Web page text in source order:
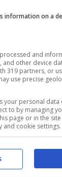
vita
information on a
and
and other device
319 partners, or
use precise
your personal
to by managing
page or in the
and cookie settings.